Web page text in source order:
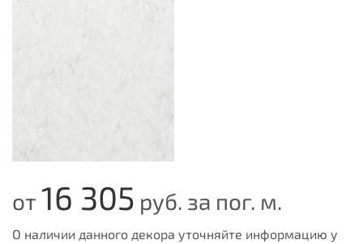
от 16 305 руб. за пог. м.
О наличии данного декора уточняйте информацию у